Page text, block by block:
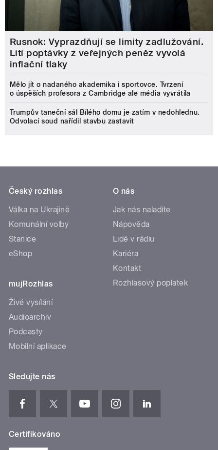
Rusnok: Vyprazdňují se limity zadlužování.
Lití poptávky z veřejných peněz vyvolá
inflační tlaky
Mělo jít o nadaného akademika i sportovce. Tvrzení
o úspěších profesora z Cambridge ale média vyvrátila
Trumpův taneční sál Bílého domu je zatím v nedohlednu.
Odvolací soud nařídil stavbu zastavit
Český rozhlas
Válka na Ukrajině
Komunální volby
Stanice
eShop
mujRozhlas
Živé vysílání
Audioarchiv
Podcasty
Mobilní aplikace
O nás
Jak nás naladíte
Nápověda
Lidé v rádiu
Kariéra
Kontakt
Rozhlasový poplatek
Sledujte nás
Certifikováno